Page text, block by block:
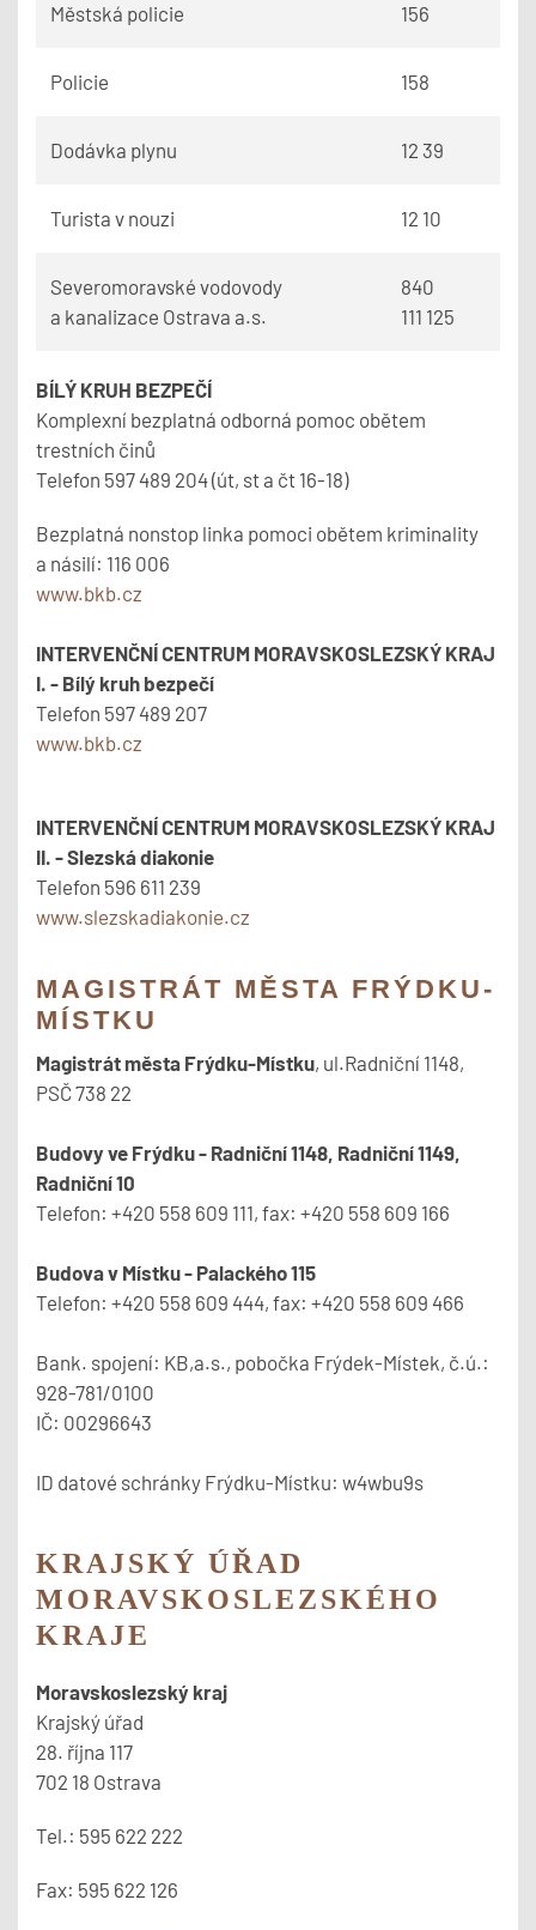
Městská policie 156
Policie 158
Dodávka plynu 12 39
Turista v nouzi 12 10
Severomoravské vodovody
a kanalizace Ostrava a.s.
840
111 125
BÍLÝ KRUH BEZPEČÍ
Komplexní bezplatná odborná pomoc obětem
trestních činů
Telefon 597 489 204 (út, st a čt 16-18)
Bezplatná nonstop linka pomoci obětem kriminality
a násilí: 116 006
www.bkb.cz
INTERVENČNÍ CENTRUM MORAVSKOSLEZSKÝ KRAJ
I. - Bílý kruh bezpečí
Telefon 597 489 207
www.bkb.cz
INTERVENČNÍ CENTRUM MORAVSKOSLEZSKÝ KRAJ
II. - Slezská diakonie
Telefon 596 611 239
www.slezskadiakonie.cz
MAGISTRÁT MĚSTA FRÝDKU-
MÍSTKU
Magistrát města Frýdku-Místku, ul.Radniční 1148,
PSČ 738 22
Budovy ve Frýdku - Radniční 1148, Radniční 1149,
Radniční 10
Telefon: +420 558 609 111, fax: +420 558 609 166
Budova v Místku - Palackého 115
Telefon: +420 558 609 444, fax: +420 558 609 466
Bank. spojení: KB,a.s., pobočka Frýdek-Místek, č.ú.:
928-781/0100
IČ: 00296643
ID datové schránky Frýdku-Místku: w4wbu9s
KRAJSKÝ ÚŘAD
MORAVSKOSLEZSKÉHO
KRAJE
Moravskoslezský kraj
Krajský úřad
28. října 117
702 18 Ostrava
Tel.: 595 622 222
Fax: 595 622 126